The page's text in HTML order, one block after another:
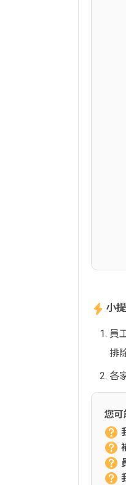
小
員
排
各
您